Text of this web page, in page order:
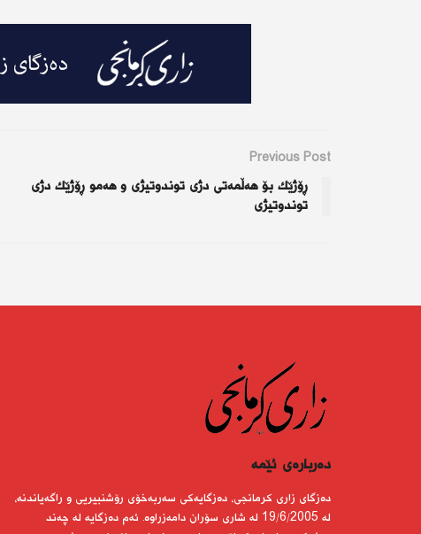
Previous Post
ڕۆژێك بۆ هەڵمەتی دژی توندوتیژی و هەمو ڕۆژێك دژی
توندوتیژی
دەربارەى ئێمە
دەزگای زاری كرمانجی، دەزگایەكی سەربەخۆی رۆشنبیریی و راگەیاندنە،
لە 19/6/2005 لە شاری سۆران دامەزراوە. ئەم دەزگایە لە چەند